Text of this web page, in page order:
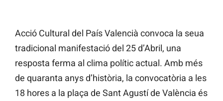
Acció Cultural del País Valencià convoca la seua
tradicional manifestació del 25 d’Abril, una
resposta ferma al clima polític actual. Amb més
de quaranta anys d’història, la convocatòria a les
18 hores a la plaça de Sant Agustí de València és